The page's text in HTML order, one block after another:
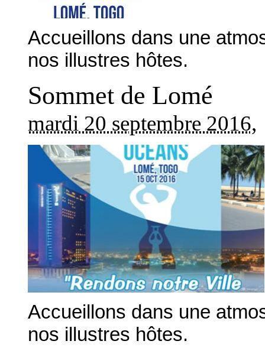
Accueillons dans une
nos illustres hôtes.
Sommet de Lomé
mardi 20 septembre 2016,
Accueillons dans une
nos illustres hôtes.